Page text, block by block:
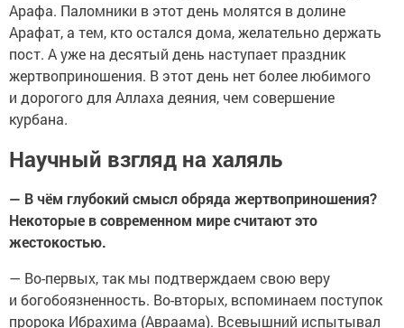
Арафа. Паломники в этот день молятся в долине
Арафат, а тем, кто остался дома, желательно держать
пост. А уже на десятый день наступает праздник
жертвоприношения. В этот день нет более любимого
и дорогого для Аллаха деяния, чем совершение
курбана.
Научный взгляд на халяль
— В чём глубокий смысл обряда жертвоприношения?
Некоторые в современном мире считают это
жестокостью.
— Во-первых, так мы подтверждаем свою веру
и богобоязненность. Во-вторых, вспоминаем поступок
пророка Ибрахима (Авраама). Всевышний испытывал